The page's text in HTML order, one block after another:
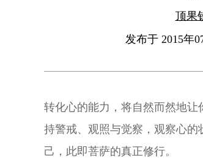
顶果
发布于 2015年
转化心的能力，将自然而然地
持警戒、观照与觉察，观察心的
己，此即菩萨的真正修行。